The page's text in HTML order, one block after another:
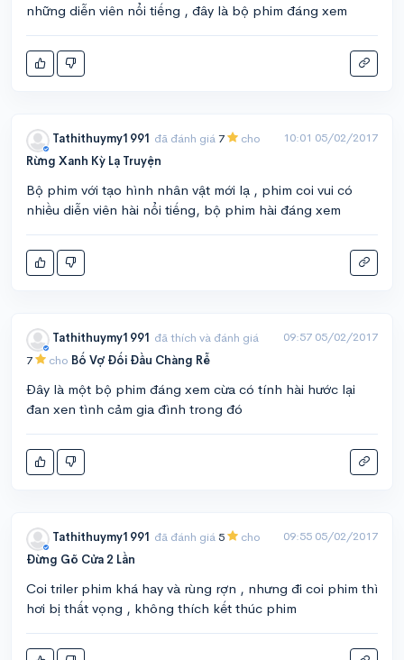
những diễn viên nổi tiếng , đây là bộ phim đáng xem
Tathithuymy1991 đã đánh giá 7
cho
Rừng Xanh Kỳ Lạ Truyện
10:01 05/02/2017
Bộ phim với tạo hình nhân vật mới lạ , phim coi vui có
nhiều diễn viên hài nổi tiếng, bộ phim hài đáng xem
Tathithuymy1991 đã thích và đánh giá
7
cho Bố Vợ Đối Đầu Chàng Rễ
09:57 05/02/2017
Đây là một bộ phim đáng xem cừa có tính hài hước lại
đan xen tình cảm gia đình trong đó
Tathithuymy1991 đã đánh giá 5
cho
Đừng Gõ Cửa 2 Lần
09:55 05/02/2017
Coi triler phim khá hay và rùng rợn , nhưng đi coi phim thì
hơi bị thất vọng , không thích kết thúc phim